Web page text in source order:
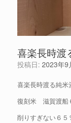
喜楽長時渡
投稿日: 2023年9
喜楽長時渡る純米
復刻米 滋賀渡船
削りすぎない６５